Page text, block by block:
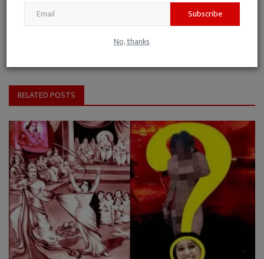
Subscribe
No, thanks
से पूर्व और बाद के कुछ वर्षों तक अध्यापन भी किया।
RELATED POSTS